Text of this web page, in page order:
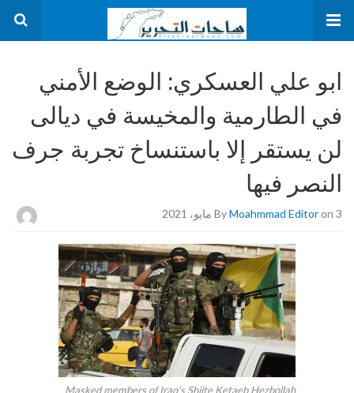
ابو علي العسكري: الوضع الأمني
في الطارمية والمخيسة في ديالى
لن يستقر إلا باستنساخ تجربة جرف
النصر فيها
ByMoahmmad Editoron 3 مايو، 2021
Masked members of Iraq’s Shiite Ketaeb Hezbollah